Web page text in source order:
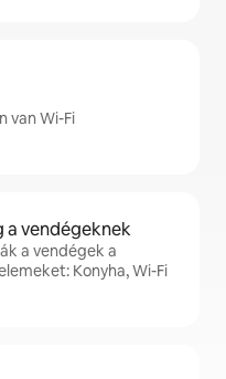
van Wi-Fi
a vendégeknek
a vendégek a
Konyha, Wi-Fi